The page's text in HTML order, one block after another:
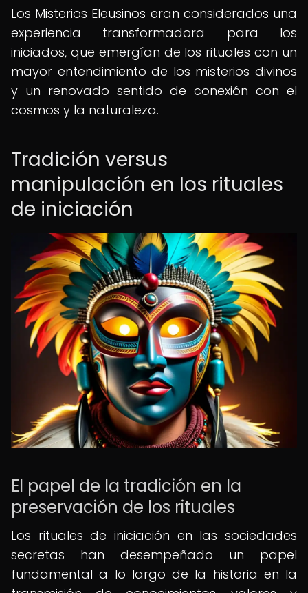
Los Misterios Eleusinos eran considerados una
experiencia transformadora para los
iniciados, que emergían de los rituales con un
mayor entendimiento de los misterios divinos
y un renovado sentido de conexión con el
cosmos y la naturaleza.
Tradición versus
manipulación en los rituales
de iniciación
El papel de la tradición en la
preservación de los rituales
Los rituales de iniciación en las sociedades
secretas han desempeñado un papel
fundamental a lo largo de la historia en la